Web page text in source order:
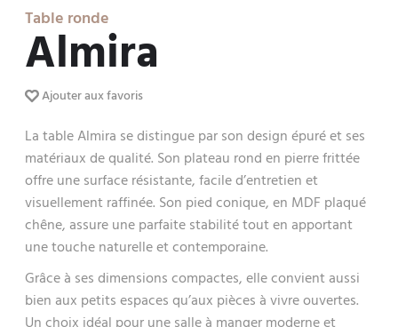
Table ronde
Almira
Ajouter aux favoris
La table Almira se distingue par son design épuré et ses
matériaux de qualité. Son plateau rond en pierre frittée
offre une surface résistante, facile d’entretien et
visuellement raffinée. Son pied conique, en MDF plaqué
chêne, assure une parfaite stabilité tout en apportant
une touche naturelle et contemporaine.
Grâce à ses dimensions compactes, elle convient aussi
bien aux petits espaces qu’aux pièces à vivre ouvertes.
Un choix idéal pour une salle à manger moderne et